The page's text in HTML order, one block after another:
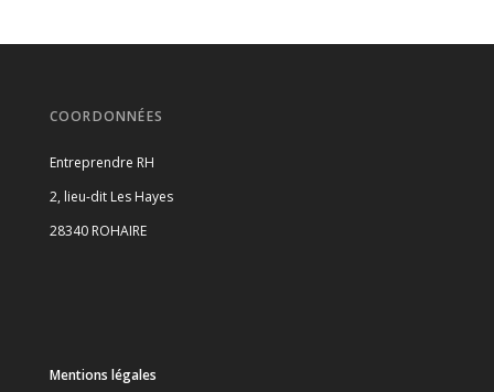
COORDONNÉES
Entreprendre RH
2, lieu-dit Les Hayes
28340 ROHAIRE
Mentions légales